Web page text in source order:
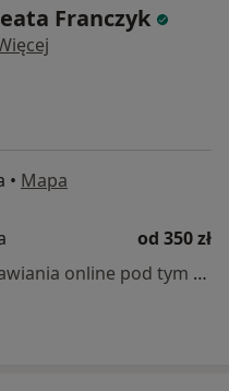
Franczyk
• Mapa
od 350 zł
Specjalista nie oferuje umawiania online pod tym adresem.